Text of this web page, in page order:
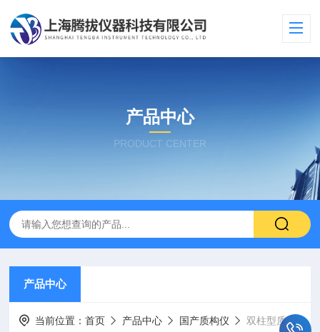
产品中心
PRODUCT CENTER
产品中心
当前位置：首页 产品中心 国产质构仪 双柱型质构仪